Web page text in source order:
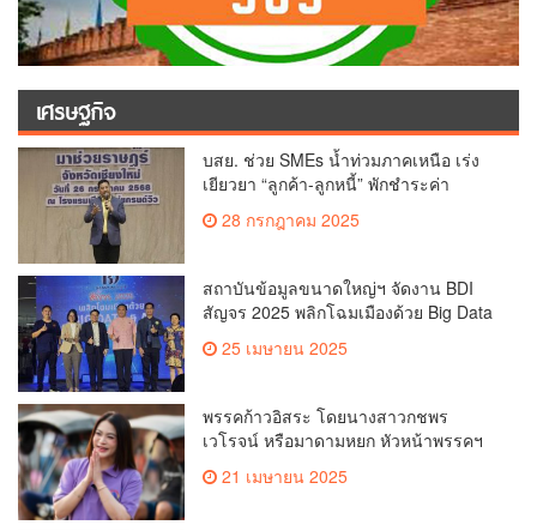
เศรษฐกิจ
บสย. ช่วย SMEs น้ำท่วมภาคเหนือ เร่ง
เยียวยา “ลูกค้า-ลูกหนี้” พักชำระค่า
28 กรกฎาคม 2025
สถาบันข้อมูลขนาดใหญ่ฯ จัดงาน BDI
สัญจร 2025 พลิกโฉมเมืองด้วย Big Data
ข้อมูลเพื่อยกระดับเมือง สังคม และ
25 เมษายน 2025
พรรคก้าวอิสระ โดยนางสาวกชพร
เวโรจน์ หรือมาดามหยก หัวหน้าพรรคฯ
จัดการประชุมใหญ่สามัญประจำปี 2568
พรรคก้าวอิสระ ครั้งที่ 1/2568 โ
21 เมษายน 2025